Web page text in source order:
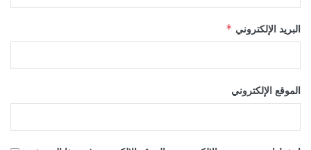
البريد الإلكتروني *
الموقع الإلكتروني